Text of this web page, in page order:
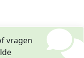
vragen